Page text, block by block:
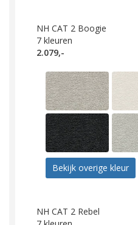
NH CAT 2 Boogie
7 kleuren
2.079,-
Bekijk overige kleur
NH CAT 2 Rebel